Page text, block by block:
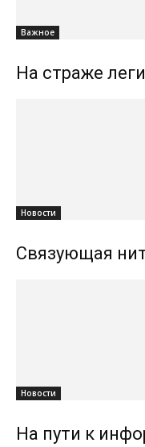
Важное
На страже
Новости
Связующая
Новости
На пути к